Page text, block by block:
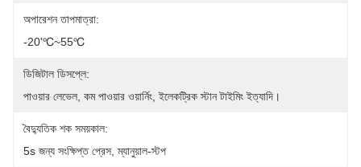
অপারেশন তাপমাত্রা:
-20'℃~55℃
ডিজিটাল ডিসপ্লে:
পাওয়ার লেভেল, কম পাওয়ার ওয়ার্নিং, ইলেকট্রিক স্টান টাইমিং ইত্যাদি।
বৈদ্যুতিক শক সময়কাল:
5s জন্য সংক্ষিপ্ত প্রেস, ম্যানুয়াল-স্টপ